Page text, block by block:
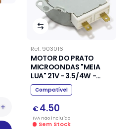
Ref. 903016
MOTOR DO PRATO
MICROONDAS "MEIA
LUA" 21V - 3.5/4W -
4/5RPM
Compatível
€ 4.50
IVA nãoincluído
Sem Stock